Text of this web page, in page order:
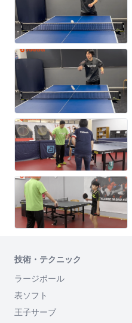
技術・テクニック
ラージボール
表ソフト
王子サーブ